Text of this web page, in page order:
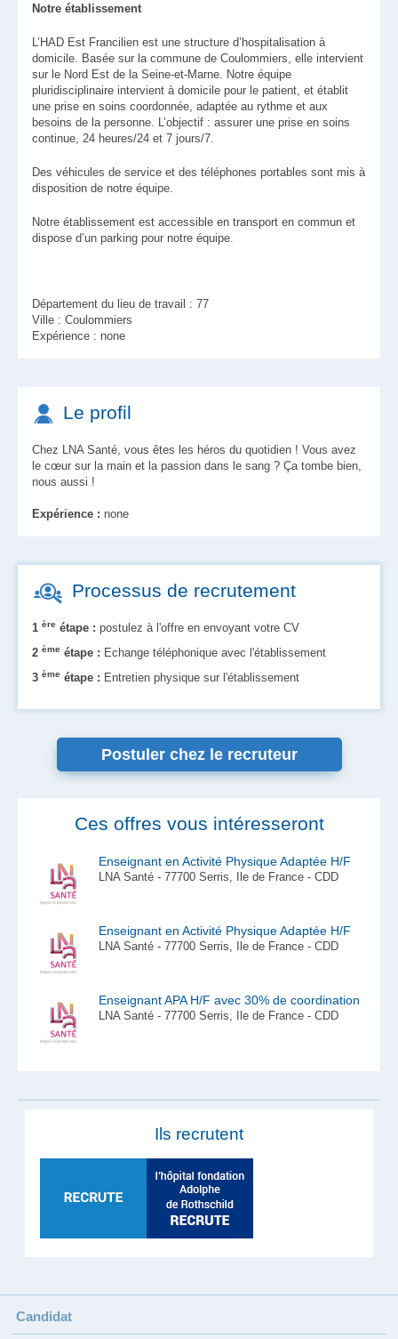
Notre établissement
L’HAD Est Francilien est une structure d’hospitalisation à
domicile. Basée sur la commune de Coulommiers, elle intervient
sur le Nord Est de la Seine-et-Marne. Notre équipe
pluridisciplinaire intervient à domicile pour le patient, et établit
une prise en soins coordonnée, adaptée au rythme et aux
besoins de la personne. L’objectif : assurer une prise en soins
continue, 24 heures/24 et 7 jours/7.
Des véhicules de service et des téléphones portables sont mis à
disposition de notre équipe.
Notre établissement est accessible en transport en commun et
dispose d’un parking pour notre équipe.
Département du lieu de travail : 77
Ville : Coulommiers
Expérience : none
Le profil
Chez LNA Santé, vous êtes les héros du quotidien ! Vous avez
le cœur sur la main et la passion dans le sang ? Ça tombe bien,
nous aussi !
Expérience : none
Processus de recrutement
1 ère étape : postulez à l'offre en envoyant votre CV
2 ème étape : Echange téléphonique avec l'établissement
3 ème étape : Entretien physique sur l'établissement
Postuler chez le recruteur
Ces offres vous intéresseront
Enseignant en Activité Physique Adaptée H/F
LNA Santé - 77700 Serris, Ile de France - CDD
Enseignant en Activité Physique Adaptée H/F
LNA Santé - 77700 Serris, Ile de France - CDD
Enseignant APA H/F avec 30% de coordination
LNA Santé - 77700 Serris, Ile de France - CDD
Ils recrutent
Candidat